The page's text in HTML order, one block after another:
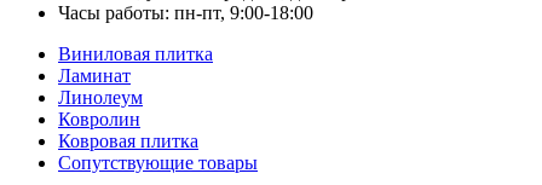
Часы работы: пн-пт, 9:00-18:00
Виниловая плитка
Ламинат
Линолеум
Ковролин
Ковровая плитка
Сопутствующие товары